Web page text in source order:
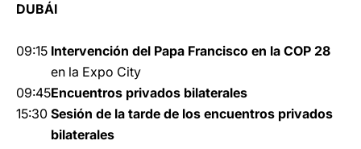
DUBÁI
09:15 Intervención del Papa Francisco en la COP 28
en la Expo City
09:45Encuentros privados bilaterales
15:30 Sesión de la tarde de los encuentros privados
bilaterales